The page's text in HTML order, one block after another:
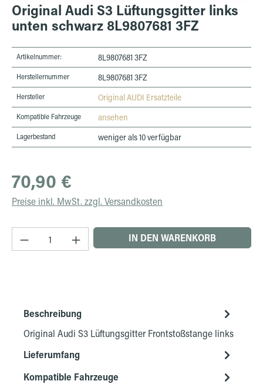
Original Audi S3 Lüftungsgitter links
unten schwarz 8L9807681 3FZ
Artikelnummer: 8L9807681 3FZ
Herstellernummer 8L9807681 3FZ
Hersteller Original AUDI Ersatzteile
Kompatible Fahrzeuge ansehen
Lagerbestand weniger als 10 verfügbar
Regulärer Preis:
70,90 €
Preise inkl. MwSt. zzgl. Versandkosten
Produkt Anzahl: Gib den gewünschten Wert
IN DEN WARENKORB
Beschreibung
Original Audi S3 Lüftungsgitter Frontstoßstange links
Lieferumfang
Kompatible Fahrzeuge